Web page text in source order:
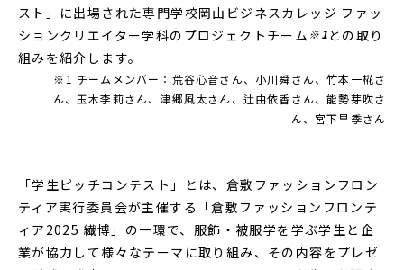
スト」に出場された専門学校岡山ビジネスカレッジ ファッ
ションクリエイター学科のプロジェクトチーム ※1との取り
組みを紹介します。
※1 チームメンバー：荒谷心音さん、小川舜さん、竹本一椛さ
ん、玉木李莉さん、津郷風太さん、辻由依香さん、能勢芽吹さ
ん、宮下早季さん
「学生ピッチコンテスト」とは、倉敷ファッションフロン
ティア実行委員会が主催する「倉敷ファッションフロンテ
ィア2025 繊博」の一環で、服飾・被服学を学ぶ学生と企
業が協力して様々なテーマに取り組み、その内容をプレゼ